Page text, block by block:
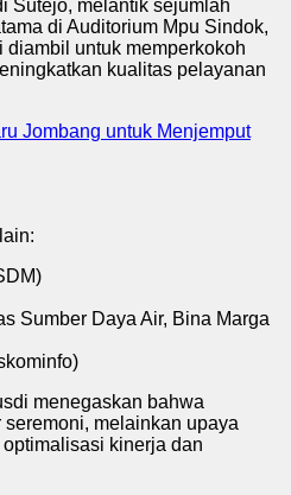
Sutejo, melantik sejumlah
di Auditorium Mpu Sindok,
diambil untuk memperkokoh
kualitas pelayanan
Jombang untuk Menjemput
Sumber Daya Air, Bina Marga
menegaskan bahwa
melainkan upaya
kinerja dan